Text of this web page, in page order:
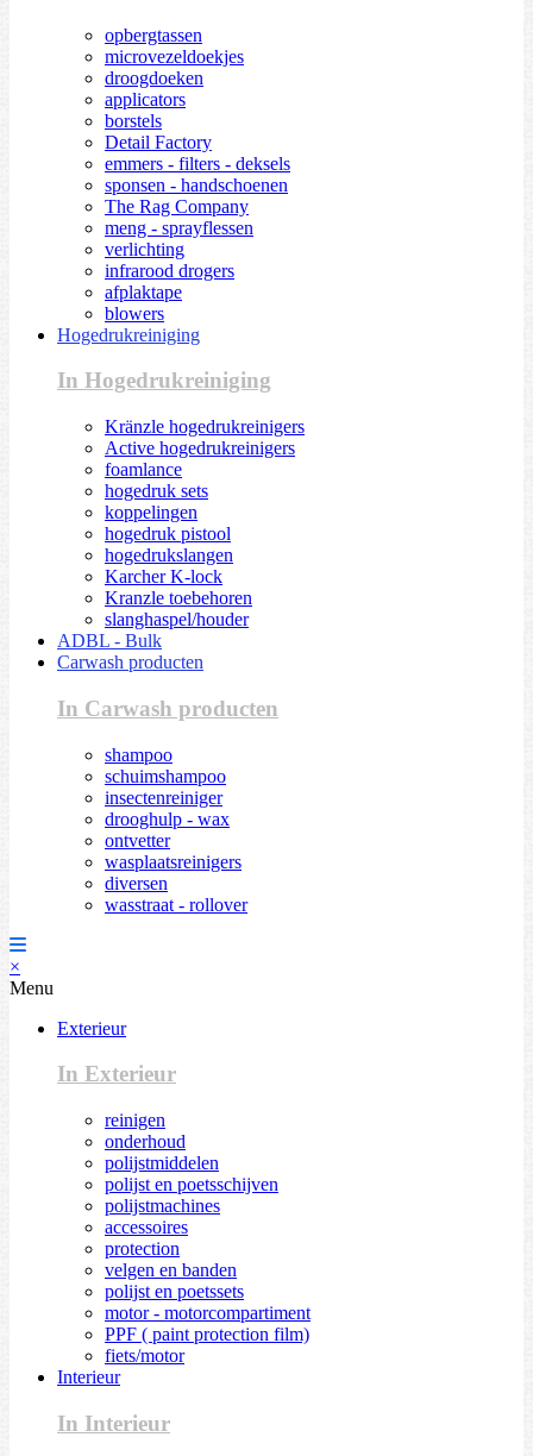
opbergtassen
microvezeldoekjes
droogdoeken
applicators
borstels
Detail Factory
emmers - filters - deksels
sponsen - handschoenen
The Rag Company
meng - sprayflessen
verlichting
infrarood drogers
afplaktape
blowers
Hogedrukreiniging
In Hogedrukreiniging
Kränzle hogedrukreinigers
Active hogedrukreinigers
foamlance
hogedruk sets
koppelingen
hogedruk pistool
hogedrukslangen
Karcher K-lock
Kranzle toebehoren
slanghaspel/houder
ADBL - Bulk
Carwash producten
In Carwash producten
shampoo
schuimshampoo
insectenreiniger
drooghulp - wax
ontvetter
wasplaatsreinigers
diversen
wasstraat - rollover
×
Menu
Exterieur
In Exterieur
reinigen
onderhoud
polijstmiddelen
polijst en poetsschijven
polijstmachines
accessoires
protection
velgen en banden
polijst en poetssets
motor - motorcompartiment
PPF ( paint protection film)
fiets/motor
Interieur
In Interieur